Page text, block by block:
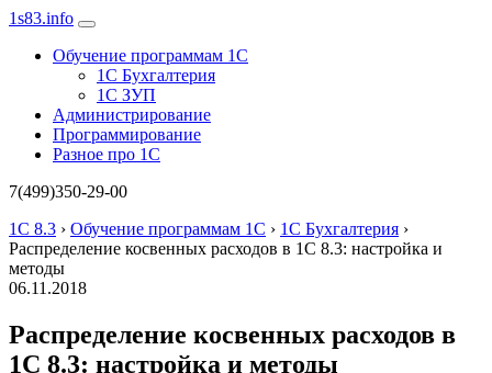
1s83.info
Обучение программам 1С
1С Бухгалтерия
1С ЗУП
Администрирование
Программирование
Разное про 1С
7(499)350-29-00
1С 8.3 › Обучение программам 1С › 1С Бухгалтерия ›
Распределение косвенных расходов в 1С 8.3: настройка и
методы
06.11.2018
Распределение косвенных расходов в
1С 8.3: настройка и методы